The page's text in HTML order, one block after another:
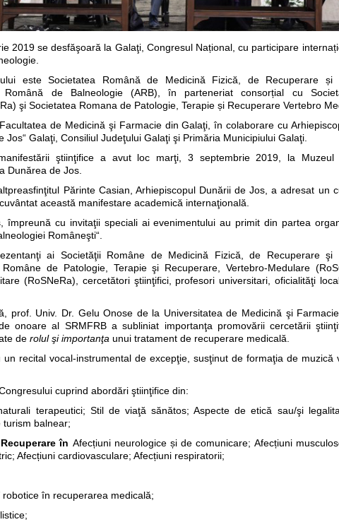
2019 se desfăşoară la Galaţi, Congresul Național, cu participare
este Societatea Română de Medicină Fizică, de Recuperare și
Română de Balneologie (ARB), în parteneriat consorțial cu
şi Societatea Romana de Patologie, Terapie și Recuperare Vertebro
de Medicină şi Farmacie din Galaţi, în colaborare cu
Jos“ Galaţi, Consiliul Judeţului Galaţi şi Primăria Municipiului Galaţi.
ştiinţifice a avut loc marţi, 3 septembrie 2019, la Muzeul
Dunărea de Jos.
Părinte Casian, Arhiepiscopul Dunării de Jos, a adresat un
această manifestare academică internaţională.
împreună cu invitaţii speciali ai evenimentului au primit din partea
Româneşti“.
ai Societăţii Române de Medicină Fizică, de Recuperare şi
de Patologie, Terapie şi Recuperare, Vertebro-Medulare
(RoSNeRa), cercetători ştiinţifici, profesori universitari, oficialităţi
prof. Univ. Dr. Gelu Onose de la Universitatea de Medicină şi
onoare al SRMFRB a subliniat importanţa promovării cercetării
de rolul şi importanţa unui tratament de recuperare medicală.
recital vocal-instrumental de excepţie, susţinut de formaţia de muzică
cuprind abordări ştiinţifice din:
terapeutici; Stil de viaţă sănătos; Aspecte de etică sau/şi
turism balnear;
în Afecțiuni neurologice și de comunicare; Afecțiuni
Afecțiuni cardiovasculare; Afecțiuni respiratorii;
în recuperarea medicală;